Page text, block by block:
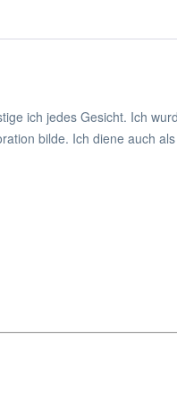
ich jedes Gesicht. Ich
bilde. Ich diene auch